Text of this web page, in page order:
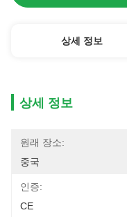
상세 정보
상세 정보
원래 장소:
중국
인증:
CE